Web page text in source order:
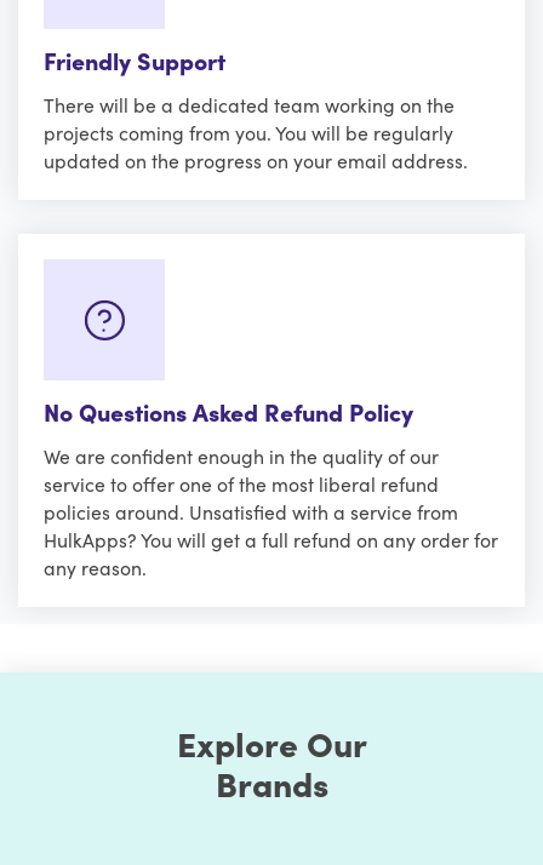
Friendly Support
There will be a dedicated team working on the
projects coming from you. You will be regularly
updated on the progress on your email address.
No Questions Asked Refund Policy
We are confident enough in the quality of our
service to offer one of the most liberal refund
policies around. Unsatisfied with a service from
HulkApps? You will get a full refund on any order for
any reason.
Explore Our
Brands